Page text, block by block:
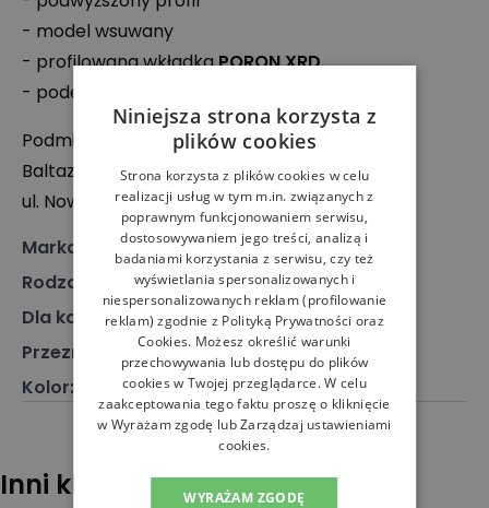
- model wsuwany
- profilowana wkładkaPORONXRD
- podeszwa z
Podmiot odpowiedzialny:
Baltaz SP.Z.O.O.
ul. Nowiec 70, 80-293 Gdańsk, Polska
Marka
Blundstone
Rodzaj
Obuwie, Buty zimowe
Dla kogo
Dla niego, Dla niej
Przeznaczenie:Buty zimowe
Kolor: Czarny
Inni klienci sprawdzali również
Niniejsza strona korzysta z
plików cookies
Strona korzysta z plików cookies w celu
realizacji usług w tym m.in. związanych z
poprawnym funkcjonowaniem serwisu,
dostosowywaniem jego treści, analizą i
badaniami korzystania z serwisu, czy też
wyświetlania spersonalizowanych i
niespersonalizowanych reklam (profilowanie
reklam) zgodnie z Polityką Prywatności oraz
Cookies. Możesz określić warunki
przechowywania lub dostępu do plików
cookies w Twojej przeglądarce. W celu
zaakceptowania tego faktu proszę o kliknięcie
w Wyrażam zgodę lub Zarządzaj ustawieniami
cookies.
WYRAŻAM ZGODĘ